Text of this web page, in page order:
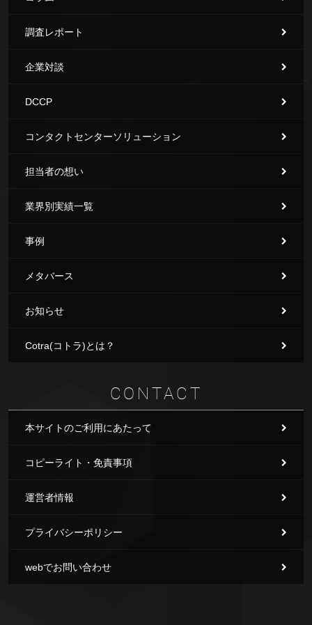
調査レポート
企業対談
DCCP
コンタクトセンターソリューション
担当者の想い
業界別実績一覧
事例
メタバース
お知らせ
Cotra(コトラ)とは？
CONTACT
本サイトのご利用にあたって
コピーライト・免責事項
運営者情報
プライバシーポリシー
webでお問い合わせ